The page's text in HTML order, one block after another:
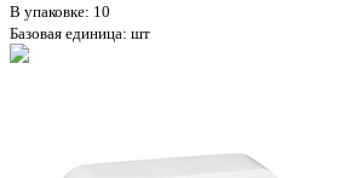
В упаковке: 10
Базовая единица: шт